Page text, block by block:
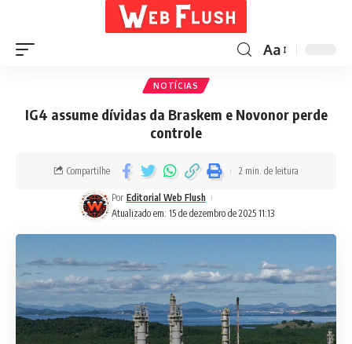
Aa
NOTÍCIAS
IG4 assume dívidas da Braskem e Novonor perde
controle
Atualizado em: 15 de dezembro de 2025 11:13
Por Editorial Web Flush
Compartilhe 2 min. de leitura